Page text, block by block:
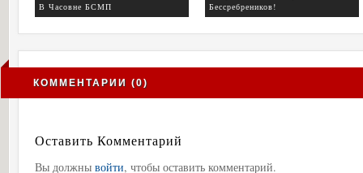
В Часовне БСМП
Бессребреников!
КОММЕНТАРИИ (0)
Оставить Комментарий
Вы должны войти, чтобы оставить комментарий.